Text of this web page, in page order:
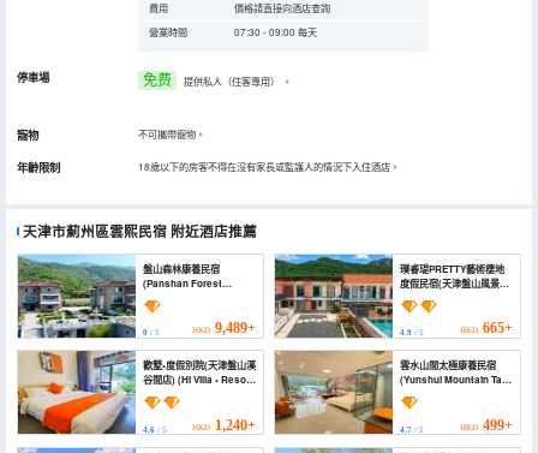
費用
價格請直接向酒店查詢
營業時間
07:30 - 09:00 每天
停車場 免费 提供私人（住客專用） 。
寵物 不可攜帶寵物。
年齡限制 18歲以下的房客不得在沒有家長或監護人的情況下入住酒店。
天津市薊州區雲熙民宿 附近酒店推薦
盤山森林康養民宿
(Panshan Forest
Wellness Homestay)
0 / 5 HKD 9,489+
璞睿瑅PRETTY藝術棲地
度假民宿(天津盤山風景區
店) (Purui The PRETTY
Art Residence Holiday
Homestay (Tianjin Pan
Mountain Scenic Area
Branch))
4.9/ 5 HKD 665+
歡墅•度假別院(天津盤山溪
谷間店) (Hi Villa • Resort
Chinese Inn (Tianjin
Panshan Creekside))
4.6 / 5 HKD 1,240+
雲水山間太極康養民宿
(Yunshui Mountain Taiji
Wellness Homestay)
4.7/ 5 HKD 499+